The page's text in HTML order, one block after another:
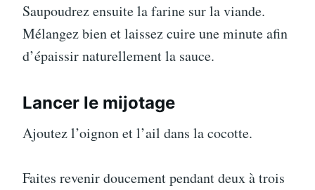
Saupoudrez ensuite la farine sur la viande.
Mélangez bien et laissez cuire une minute afin
d’épaissir naturellement la sauce.
Lancer le mijotage
Ajoutez l’oignon et l’ail dans la cocotte.
Faites revenir doucement pendant deux à trois